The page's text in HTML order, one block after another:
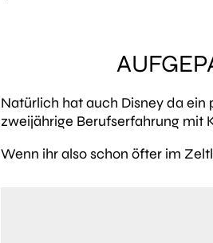
Natürlich hat auch Disney da ein
zweijährige Berufserfahrung mit
Wenn ihr also schon öfter im